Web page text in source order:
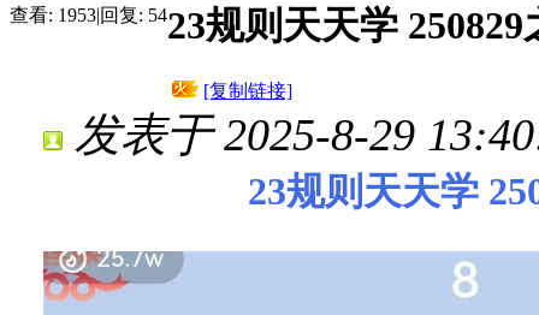
查看: 1953|回复: 5423规则天天学 250829
[复制链接]
发表于 2025-8-29
23规则天天学 25